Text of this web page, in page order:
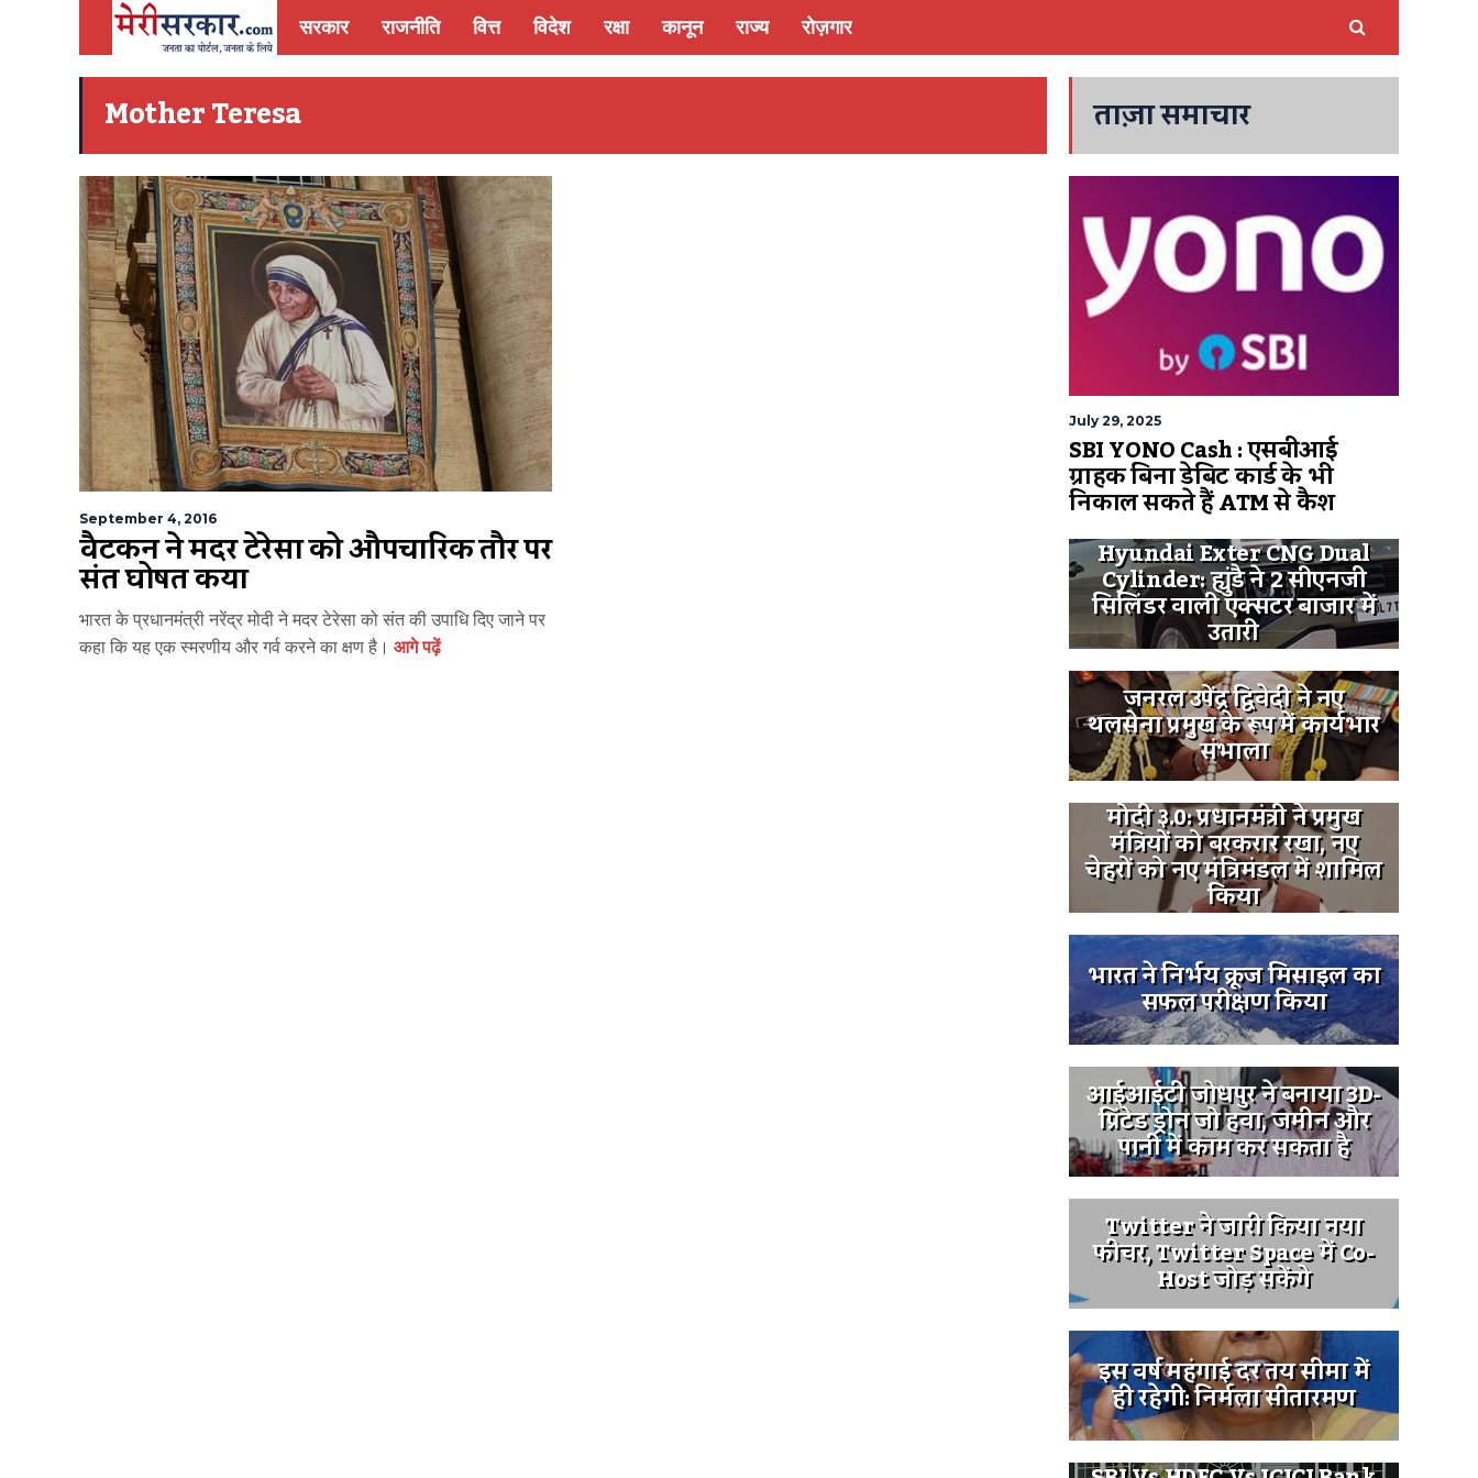
सरकार राजनीति वित्त विदेश रक्षा कानून राज्य रोज़गार
Mother Teresa
September 4, 2016
वैटिकन ने मदर टेरेसा को औपचारिक तौर पर
संत घोषित किया
भारत के प्रधानमंत्री नरेंद्र मोदी ने मदर टेरेसा को संत की उपाधि दिए जाने पर
कहा कि यह एक स्मरणीय और गर्व करने का क्षण है। आगे पढ़ें
ताज़ा समाचार
July 29, 2025
SBI YONO Cash : एसबीआई
ग्राहक बिना डेबिट कार्ड के भी
निकाल सकते हैं ATM से कैश
Hyundai Exter CNG Dual
Cylinder: ह्युंडै ने 2 सीएनजी
सिलिंडर वाली एक्सटर बाजार में
उतारी
जनरल उपेंद्र द्विवेदी ने नए
थलसेना प्रमुख के रूप में कार्यभार
संभाला
मोदी ३.0: प्रधानमंत्री ने प्रमुख
मंत्रियों को बरकरार रखा, नए
चेहरों को नए मंत्रिमंडल में शामिल
किया
भारत ने निर्भय क्रूज मिसाइल का
सफल परीक्षण किया
आईआईटी जोधपुर ने बनाया 3D-
प्रिंटेड ड्रोन जो हवा, जमीन और
पानी में काम कर सकता है
Twitter ने जारी किया नया
फीचर, Twitter Space में Co-
Host जोड़ सकेंगे
इस वर्ष महंगाई दर तय सीमा में
ही रहेगी: निर्मला सीतारमण